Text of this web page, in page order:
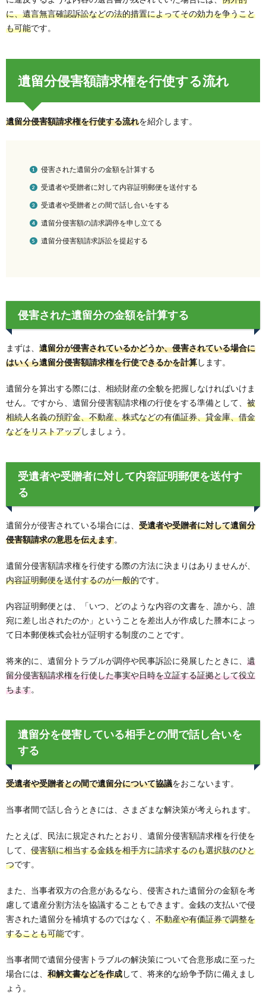
に、遺言無言確認訴訟などの法的措置によってその効力を争うこと
も可能です。
遺留分侵害額請求権を行使する流れ
遺留分侵害額請求権を行使する流れを紹介します。
侵害された遺留分の金額を計算する
受遺者や受贈者に対して内容証明郵便を送付する
受遺者や受贈者との間で話し合いをする
遺留分侵害額の請求調停を申し立てる
遺留分侵害額請求訴訟を提起する
侵害された遺留分の金額を計算する
まずは、 遺留分が侵害されているかどうか、侵害されている場合に
はいくら遺留分侵害額請求権を行使できるかを計算します。
遺留分を算出する際には、相続財産の全貌を把握しなければいけま
せん。ですから、遺留分侵害額請求権の行使をする準備として、 被
相続人名義の預貯金、不動産、株式などの有価証券、貸金庫、借金
などをリストアップしましょう。
受遺者や受贈者に対して内容証明郵便を送付す
る
遺留分が侵害されている場合には、 受遺者や受贈者に対して遺留分
侵害額請求の意思を伝えます。
遺留分侵害額請求権を行使する際の方法に決まりはありませんが、
内容証明郵便を送付するのが一般的です。
内容証明郵便とは、「いつ、どのような内容の文書を、誰から、誰
宛に差し出されたのか」ということを差出人が作成した謄本によっ
て日本郵便株式会社が証明する制度のことです。
将来的に、遺留分トラブルが調停や民事訴訟に発展したときに、 遺
留分侵害額請求権を行使した事実や日時を立証する証拠として役立
ちます。
遺留分を侵害している相手との間で話し合いを
する
受遺者や受贈者との間で遺留分について協議をおこないます。
当事者間で話し合うときには、さまざまな解決策が考えられます。
たとえば、民法に規定されたとおり、遺留分侵害額請求権を行使を
して、 侵害額に相当する金銭を相手方に請求するのも選択肢のひと
つです。
また、当事者双方の合意があるなら、侵害された遺留分の金額を考
慮して遺産分割方法を協議することもできます。金銭の支払いで侵
害された遺留分を補填するのではなく、 不動産や有価証券で調整を
することも可能です。
当事者間で遺留分侵害トラブルの解決策について合意形成に至った
場合には、 和解文書などを作成して、将来的な紛争予防に備えまし
ょう。